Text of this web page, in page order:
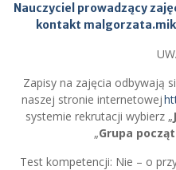
Nauczyciel prowadzący
kontakt
Zapisy na zajęcia odbywają
naszej stronie internetowej
systemie rekrutacji wybierz „
„Grupa
Test kompetencji: Nie – o